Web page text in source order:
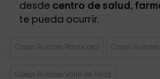
desde centro de salud ,
te pueda ocurrir.
Casas Rurales Panticosa Casas
Casas Rurales Valle de Tena